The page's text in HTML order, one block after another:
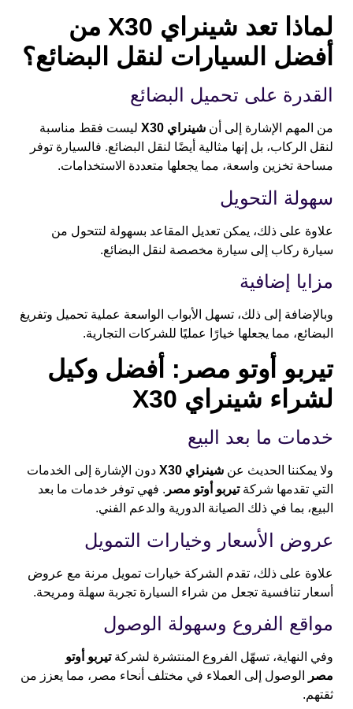
لماذا تعد شينراي X30 من
أفضل السيارات لنقل البضائع؟
القدرة على تحميل البضائع
من المهم الإشارة إلى أن شينراي X30
ليست فقط مناسبة
لنقل الركاب، بل إنها مثالية أيضًا لنقل البضائع. فالسيارة توفر
مساحة تخزين واسعة، مما يجعلها متعددة الاستخدامات.
سهولة التحويل
علاوة على ذلك، يمكن تعديل المقاعد بسهولة لتتحول من
سيارة ركاب إلى سيارة مخصصة لنقل البضائع.
مزايا إضافية
وبالإضافة إلى ذلك، تسهل الأبواب الواسعة عملية تحميل وتفريغ
البضائع، مما يجعلها خيارًا عمليًا للشركات التجارية.
تيربو أوتو مصر: أفضل وكيل
لشراء شينراي X30
خدمات ما بعد البيع
ولا يمكننا الحديث عن شينراي X30
دون الإشارة إلى الخدمات
التي تقدمها شركةتيربو أوتو مصر . فهي توفر خدمات ما بعد
البيع، بما في ذلك الصيانة الدورية والدعم الفني.
عروض الأسعار وخيارات التمويل
علاوة على ذلك، تقدم الشركة خيارات تمويل مرنة مع عروض
أسعار تنافسية تجعل من شراء السيارة تجربة سهلة ومريحة.
مواقع الفروع وسهولة الوصول
وفي النهاية، تسهّل الفروع المنتشرة لشركةتيربو أوتو
مصر
الوصول إلى العملاء في مختلف أنحاء مصر، مما يعزز من
ثقتهم.